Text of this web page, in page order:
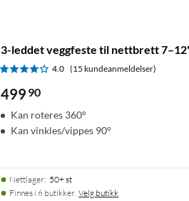
3-leddet veggfeste til nettbrett
4.0 (15 kundeanmeldelser)
499 90
Kan roteres 360°
Kan vinkles/vippes 90°
Nettlager: 50+ st
Finnes i 6 butikker. Velg butikk